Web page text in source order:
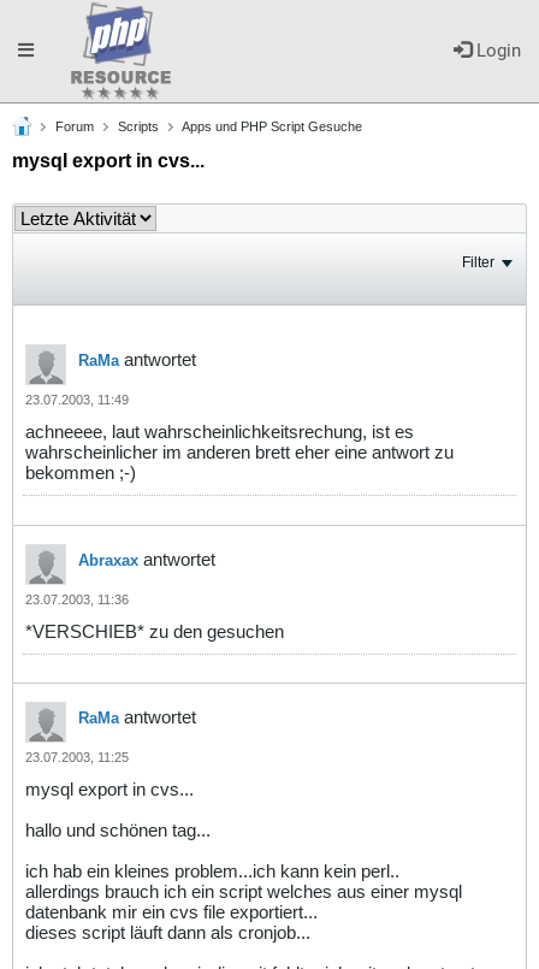
Login
Toggle
navigation
Forum Scripts Apps und PHP Script Gesuche
mysql export in cvs...
Filter
RaMa antwortet
23.07.2003, 11:49
achneeee, laut wahrscheinlichkeitsrechung, ist es
wahrscheinlicher im anderen brett eher eine antwort zu
bekommen ;-)
Abraxax antwortet
23.07.2003, 11:36
*VERSCHIEB* zu den gesuchen
RaMa antwortet
23.07.2003, 11:25
mysql export in cvs...
hallo und schönen tag...
ich hab ein kleines problem...ich kann kein perl..
allerdings brauch ich ein script welches aus einer mysql
datenbank mir ein cvs file exportiert...
dieses script läuft dann als cronjob...